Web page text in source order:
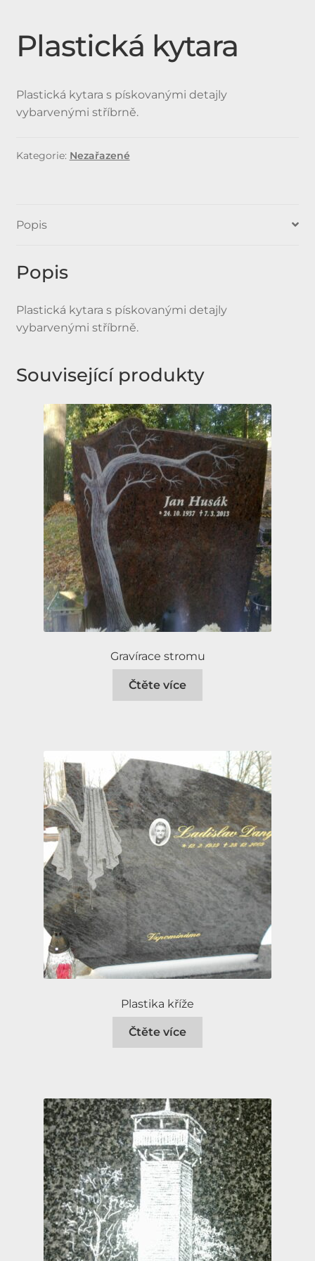
Urnové hroby skladem
Plastická kytara
Plastická kytara s pískovanými detajly
vybarvenými stříbrně.
Kategorie: Nezařazené
Popis
Popis
Plastická kytara s pískovanými detajly
vybarvenými stříbrně.
Související produkty
Gravírace stromu
Čtěte více
Plastika kříže
Čtěte více